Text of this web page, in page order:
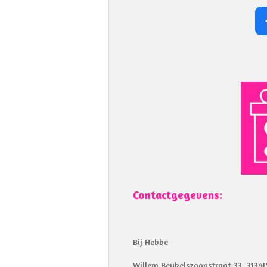
Contactgegevens:
Bij Hebbe